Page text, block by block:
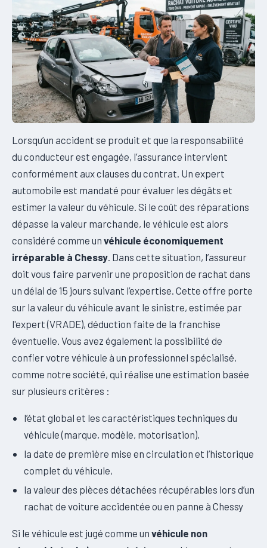
Lorsqu’un accident se produit et que la responsabilité
du conducteur est engagée, l’assurance intervient
conformément aux clauses du contrat. Un expert
automobile est mandaté pour évaluer les dégâts et
estimer la valeur du véhicule. Si le coût des réparations
dépasse la valeur marchande, le véhicule est alors
considéré comme un véhicule économiquement
irréparable à Chessy . Dans cette situation, l’assureur
doit vous faire parvenir une proposition de rachat dans
un délai de 15 jours suivant l’expertise. Cette offre porte
sur la valeur du véhicule avant le sinistre, estimée par
l'expert (VRADE), déduction faite de la franchise
éventuelle. Vous avez également la possibilité de
confier votre véhicule à un professionnel spécialisé,
comme notre société, qui réalise une estimation basée
sur plusieurs critères :
l’état global et les caractéristiques techniques du
véhicule (marque, modèle, motorisation),
la date de première mise en circulation et l’historique
complet du véhicule,
la valeur des pièces détachées récupérables lors d’un
rachat de voiture accidentée ou en panne à Chessy
Si le véhicule est jugé comme un véhicule non